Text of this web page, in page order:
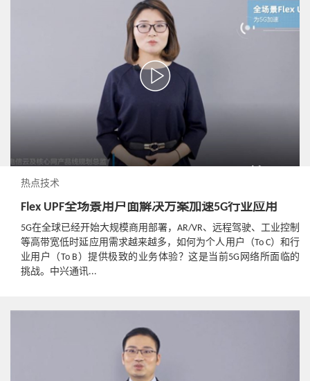
热点技术
Flex UPF全场景用户面解决方案加速5G行业应用
5G在全球已经开始大规模商用部署，AR/VR、远程驾驶、工业控制
等高带宽低时延应用需求越来越多，如何为个人用户（To C）和行
业用户（To B）提供极致的业务体验？这是当前5G网络所面临的
挑战。中兴通讯...